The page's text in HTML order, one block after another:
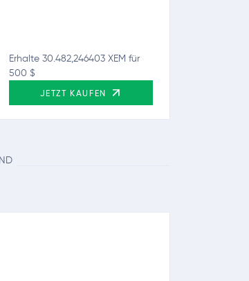
Erhalte 30.482,246403 XEM für
500 $
JETZT KAUFEN